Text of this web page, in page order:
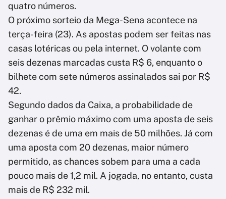
quatro números.
O próximo sorteio da Mega-Sena acontece na
terça-feira (23). As apostas podem ser feitas nas
casas lotéricas ou pela internet. O volante com
seis dezenas marcadas custa R$ 6, enquanto o
bilhete com sete números assinalados sai por R$
42.
Segundo dados da Caixa, a probabilidade de
ganhar o prêmio máximo com uma aposta de seis
dezenas é de uma em mais de 50 milhões. Já com
uma aposta com 20 dezenas, maior número
permitido, as chances sobem para uma a cada
pouco mais de 1,2 mil. A jogada, no entanto, custa
mais de R$ 232 mil.